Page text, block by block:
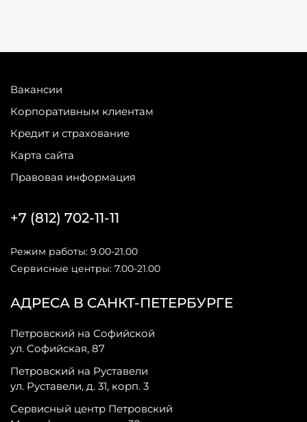
Вакансии
Корпоративным клиентам
Кредит и страхование
Карта сайта
Правовая информация
АДРЕСА В САНКТ-ПЕТЕРБУРГЕ
Петровский на Софийской
ул. Софийская, 87
Петровский на Руставели
ул. Руставели, д. 31, корп. 3
Сервисный центр Петровский
+7 (812) 702-11-11
Режим работы: 9.00-21.00
Сервисные центры: 7.00-21.00